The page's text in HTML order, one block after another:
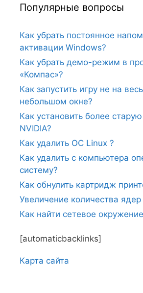
Популярные вопросы
Как убрать постоянное
активации Windows?
Как убрать демо-режим в
«Компас»?
Как запустить игру не на
небольшом окне?
Как установить более
NVIDIA?
Как удалить ОС Linux ?
Как удалить с компьютера
систему?
Как обнулить картридж
Увеличение количества
Как найти сетевое окружение
[automaticbacklinks]
Карта сайтa